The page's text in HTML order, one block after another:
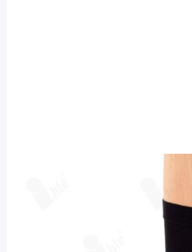
Ihle Diabetikersocke
fein extra weit / 1 Paar